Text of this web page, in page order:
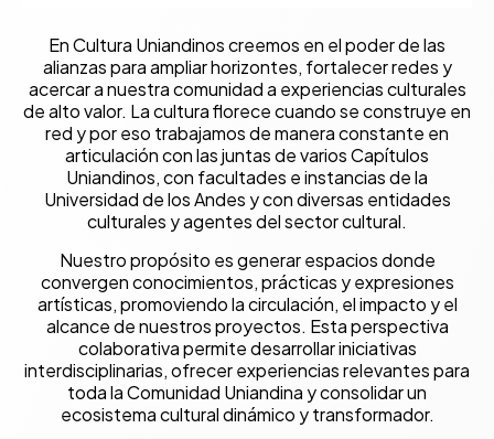
En Cultura Uniandinos creemos en el poder de las
alianzas para ampliar horizontes, fortalecer redes y
acercar a nuestra comunidad a experiencias culturales
de alto valor. La cultura florece cuando se construye en
red y por eso trabajamos de manera constante en
articulación con las juntas de varios Capítulos
Uniandinos, con facultades e instancias de la
Universidad de los Andes y con diversas entidades
culturales y agentes del sector cultural.
Nuestro propósito es generar espacios donde
convergen conocimientos, prácticas y expresiones
artísticas, promoviendo la circulación, el impacto y el
alcance de nuestros proyectos. Esta perspectiva
colaborativa permite desarrollar iniciativas
interdisciplinarias, ofrecer experiencias relevantes para
toda la Comunidad Uniandina y consolidar un
ecosistema cultural dinámico y transformador.